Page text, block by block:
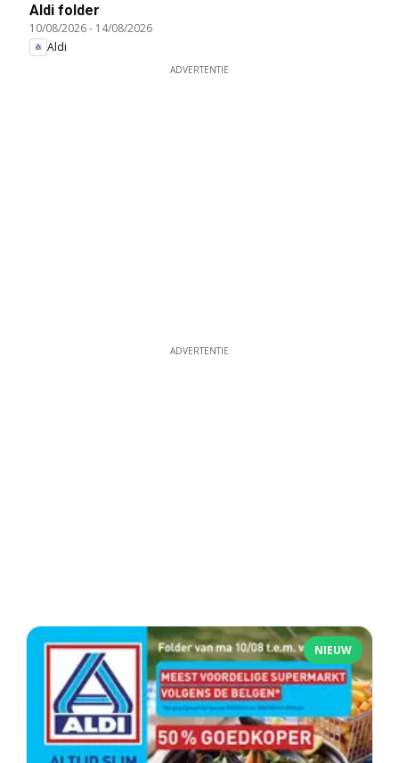
Aldi folder
10/08/2026- 14/08/2026
Aldi
ADVERTENTIE
ADVERTENTIE
NIEUW